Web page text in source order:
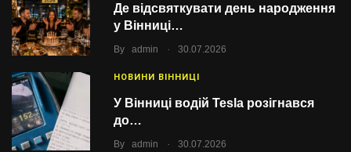
Де відсвяткувати день народження
у Вінниці…
By admin . 30.07.2026
НОВИНИ ВІННИЦІ
У Вінниці водій Tesla розігнався
до…
By admin . 30.07.2026